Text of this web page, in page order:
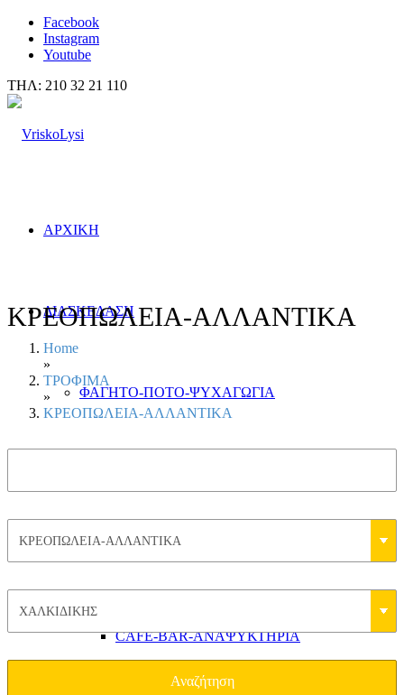
Facebook
Instagram
Youtube
ΤΗΛ: 210 32 21 110
ΑΡΧΙΚΗ
ΔΙΑΣΚΕΔΑΣΗ
ΦΑΓΗΤΟ-ΠΟΤΟ-ΨΥΧΑΓΩΓΙΑ
CAFE-BAR-ΑΝΑΨΥΚΤΗΡΙΑ
ΚΡΕΟΠΩΛΕΙΑ-ΑΛΛΑΝΤΙΚΑ
Home
»
ΤΡΟΦΙΜΑ
»
ΚΡΕΟΠΩΛΕΙΑ-ΑΛΛΑΝΤΙΚΑ